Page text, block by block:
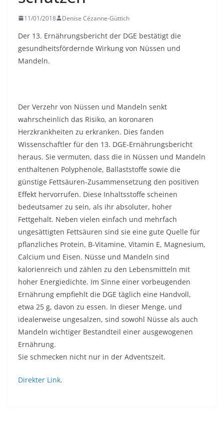
11/01/2018 Denise Cézanne-Güttich
Der 13. Ernährungsbericht der DGE bestätigt die
gesundheitsfördernde Wirkung von Nüssen und
Mandeln.
Der Verzehr von Nüssen und Mandeln senkt
wahrscheinlich das Risiko, an koronaren
Herzkrankheiten zu erkranken. Dies fanden
Wissenschaftler für den 13. DGE-Ernährungsbericht
heraus. Sie vermuten, dass die in Nüssen und Mandeln
enthaltenen Polyphenole, Ballaststoffe sowie die
günstige Fettsäuren-Zusammensetzung den positiven
Effekt hervorrufen. Diese Inhaltsstoffe scheinen
bedeutsamer zu sein, als ihr absoluter, hoher
Fettgehalt. Neben vielen einfach und mehrfach
ungesättigten Fettsäuren sind sie eine gute Quelle für
pflanzliches Protein, B-Vitamine, Vitamin E, Magnesium,
Calcium und Eisen. Nüsse und Mandeln sind
kalorienreich und zählen zu den Lebensmitteln mit
hoher Energiedichte. Im Sinne einer vorbeugenden
Ernährung empfiehlt die DGE täglich eine Handvoll,
etwa 25 g, davon zu essen. In dieser Menge, und
idealerweise ungesalzen, sind sowohl Nüsse als auch
Mandeln wichtiger Bestandteil einer ausgewogenen
Ernährung.
Sie schmecken nicht nur in der Adventszeit.
Direkter Link.